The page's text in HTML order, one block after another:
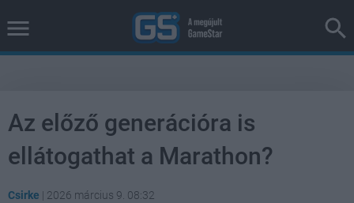
Az előző generációra is
ellátogathat a Marathon?
Csirke | 2026 március 9. 08:32